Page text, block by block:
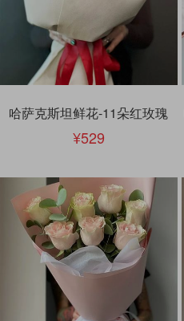
哈萨克斯坦鲜花-11朵红玫瑰
529